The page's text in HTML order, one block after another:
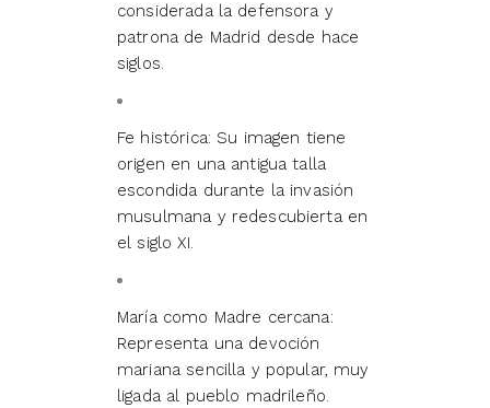
considerada la defensora y
patrona de Madrid desde hace
siglos.
Fe histórica: Su imagen tiene
origen en una antigua talla
escondida durante la invasión
musulmana y redescubierta en
el siglo XI.
María como Madre cercana:
Representa una devoción
mariana sencilla y popular, muy
ligada al pueblo madrileño.